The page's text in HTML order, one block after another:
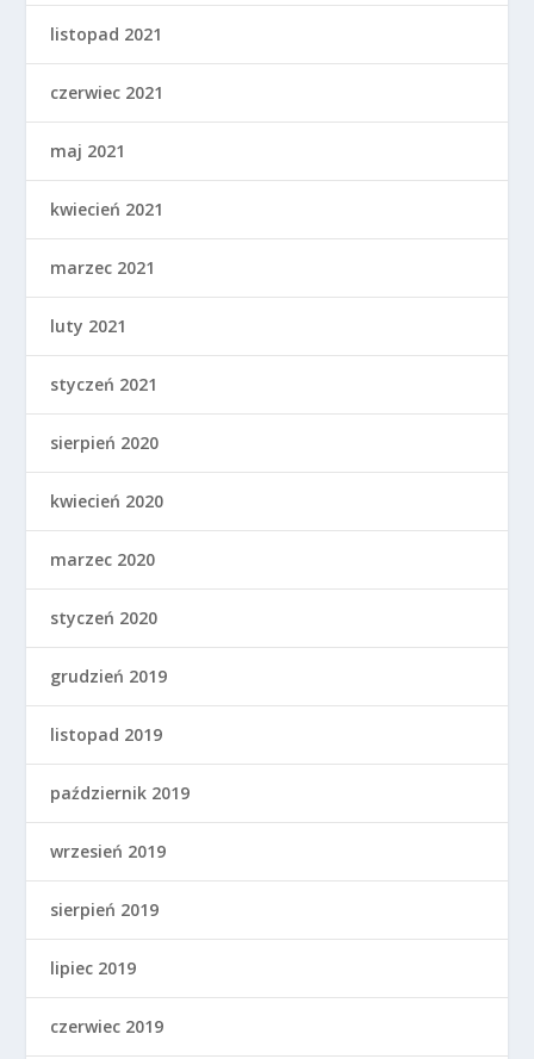
listopad 2021
czerwiec 2021
maj 2021
kwiecień 2021
marzec 2021
luty 2021
styczeń 2021
sierpień 2020
kwiecień 2020
marzec 2020
styczeń 2020
grudzień 2019
listopad 2019
październik 2019
wrzesień 2019
sierpień 2019
lipiec 2019
czerwiec 2019